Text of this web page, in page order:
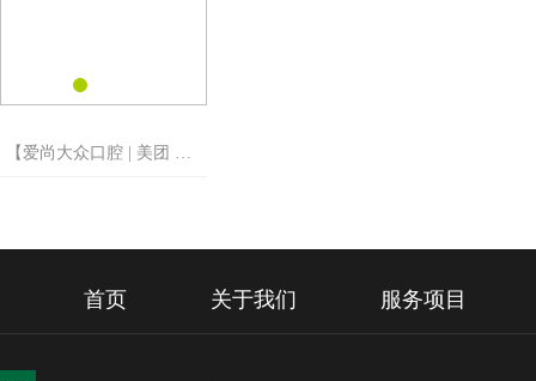
【爱尚大众口腔 | 美团 一
首页 关于我们 服务项目